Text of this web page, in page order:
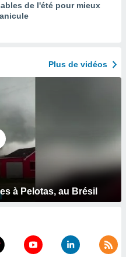
de l'été pour mieux
Plus de vidéos
à Pelotas, au Brésil